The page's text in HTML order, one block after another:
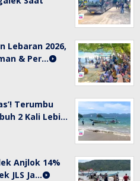
Lebaran 2026,
& Per…
Terumbu
2 Kali Lebi…
Anjlok 14%
JLS Ja…